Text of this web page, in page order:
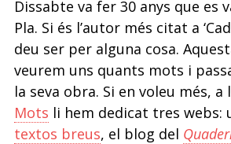
Dissabte va fer 30 anys que es
Pla. Si és l’autor més citat a
deu ser per alguna cosa.
veurem uns quants mots i
la seva obra. Si en voleu més, a
Mots li hem dedicat tres webs:
textos breus, el blog del